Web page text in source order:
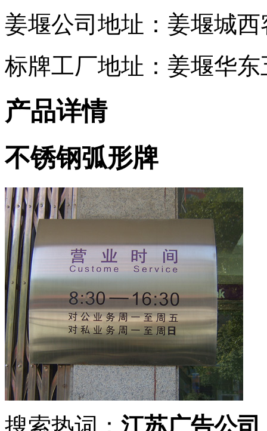
姜堰公司地址：姜堰城
标牌工厂地址：姜堰华东
产品详情
不锈钢弧形牌